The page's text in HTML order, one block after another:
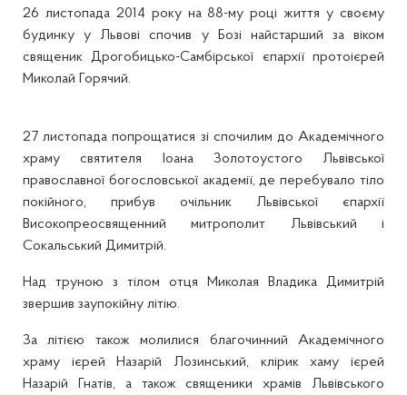
26 листопада 2014 року на 88-му році життя у своєму
будинку у Львові спочив у Бозі найстарший за віком
священик Дрогобицько-Самбірської єпархії протоієрей
Миколай Горячий.
27 листопада попрощатися зі спочилим до Академічного
храму святителя Іоана Золотоустого Львівської
православної богословської академії, де перебувало тіло
покійного, прибув очільник Львівської єпархії
Високопреосвященний митрополит Львівський і
Сокальський Димитрій.
Над труною з тілом отця Миколая Владика Димитрій
звершив заупокійну літію.
За літією також молилися благочинний Академічного
храму ієрей Назарій Лозинський, клірик хаму ієрей
Назарій Гнатів, а також священики храмів Львівського